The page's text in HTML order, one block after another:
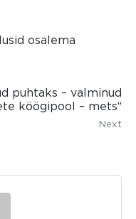
osalema
puhtaks – valminud
köögipool – mets“
Next